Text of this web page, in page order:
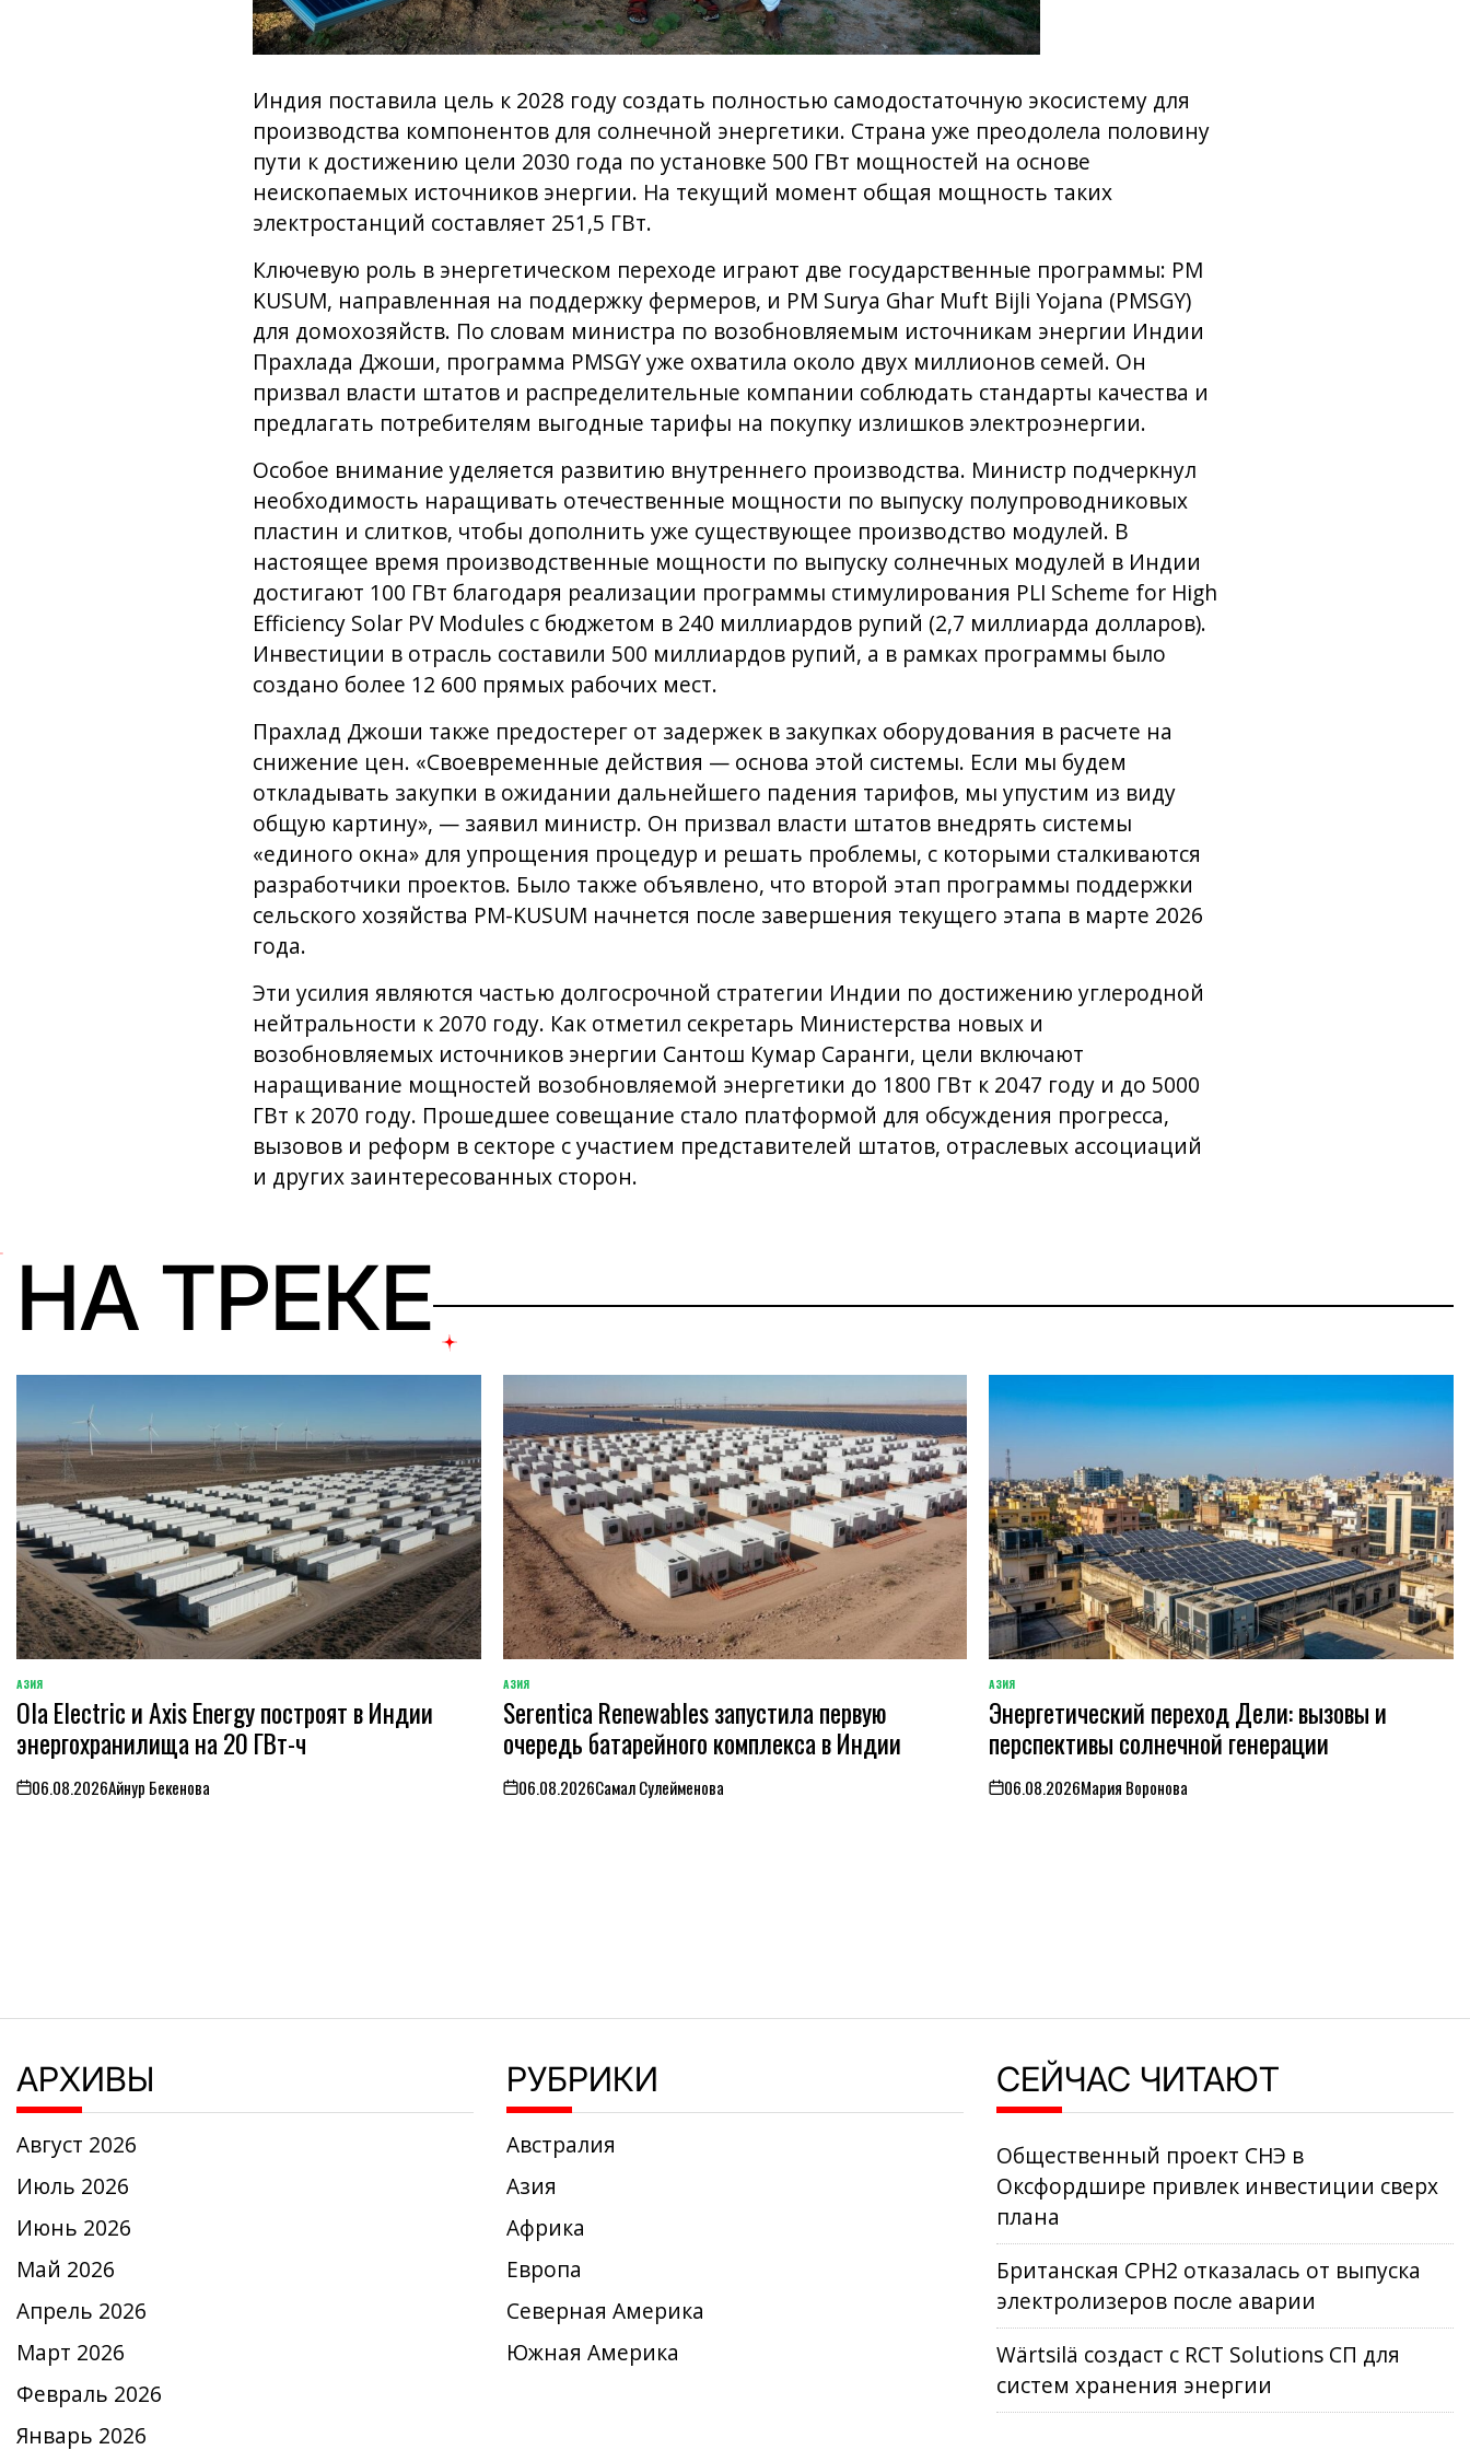
Индия поставила цель к 2028 году создать полностью самодостаточную экосистему для
производства компонентов для солнечной энергетики. Страна уже преодолела половину
пути к достижению цели 2030 года по установке 500 ГВт мощностей на основе
неископаемых источников энергии. На текущий момент общая мощность таких
электростанций составляет 251,5 ГВт.
Ключевую роль в энергетическом переходе играют две государственные программы: PM
KUSUM, направленная на поддержку фермеров, и PM Surya Ghar Muft Bijli Yojana (PMSGY)
для домохозяйств. По словам министра по возобновляемым источникам энергии Индии
Прахлада Джоши, программа PMSGY уже охватила около двух миллионов семей. Он
призвал власти штатов и распределительные компании соблюдать стандарты качества и
предлагать потребителям выгодные тарифы на покупку излишков электроэнергии.
Особое внимание уделяется развитию внутреннего производства. Министр подчеркнул
необходимость наращивать отечественные мощности по выпуску полупроводниковых
пластин и слитков, чтобы дополнить уже существующее производство модулей. В
настоящее время производственные мощности по выпуску солнечных модулей в Индии
достигают 100 ГВт благодаря реализации программы стимулирования PLI Scheme for High
Efficiency Solar PV Modules с бюджетом в 240 миллиардов рупий (2,7 миллиарда долларов).
Инвестиции в отрасль составили 500 миллиардов рупий, а в рамках программы было
создано более 12 600 прямых рабочих мест.
Прахлад Джоши также предостерег от задержек в закупках оборудования в расчете на
снижение цен. «Своевременные действия — основа этой системы. Если мы будем
откладывать закупки в ожидании дальнейшего падения тарифов, мы упустим из виду
общую картину», — заявил министр. Он призвал власти штатов внедрять системы
«единого окна» для упрощения процедур и решать проблемы, с которыми сталкиваются
разработчики проектов. Было также объявлено, что второй этап программы поддержки
сельского хозяйства PM-KUSUM начнется после завершения текущего этапа в марте 2026
года.
Эти усилия являются частью долгосрочной стратегии Индии по достижению углеродной
нейтральности к 2070 году. Как отметил секретарь Министерства новых и
возобновляемых источников энергии Сантош Кумар Саранги, цели включают
наращивание мощностей возобновляемой энергетики до 1800 ГВт к 2047 году и до 5000
ГВт к 2070 году. Прошедшее совещание стало платформой для обсуждения прогресса,
вызовов и реформ в секторе с участием представителей штатов, отраслевых ассоциаций
и других заинтересованных сторон.
НА ТРЕКЕ
ОПУБЛИКОВАНО
В
АЗИЯ
Ola Electric и Axis Energy построят в Индии
энергохранилища на 20 ГВт-ч
on06.08.2026Айнур Бекенова
ОПУБЛИКОВАНО
В
АЗИЯ
Serentica Renewables запустила первую
очередь батарейного комплекса в Индии
on06.08.2026Самал Сулейменова
ОПУБЛИКОВАНО
В
АЗИЯ
Энергетический переход Дели: вызовы и
перспективы солнечной генерации
on06.08.2026Мария Воронова
АРХИВЫ
Август 2026
Июль 2026
Июнь 2026
Май 2026
Апрель 2026
Март 2026
Февраль 2026
Январь 2026
РУБРИКИ
Австралия
Азия
Африка
Европа
Северная Америка
Южная Америка
СЕЙЧАС ЧИТАЮТ
Общественный проект СНЭ в
Оксфордшире привлек инвестиции сверх
плана
Британская CPH2 отказалась от выпуска
электролизеров после аварии
Wärtsilä создаст с RCT Solutions СП для
систем хранения энергии